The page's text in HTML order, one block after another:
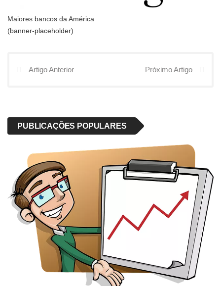
Maiores bancos da América
(banner-placeholder)
Artigo Anterior Próximo Artigo
PUBLICAÇÕES POPULARES